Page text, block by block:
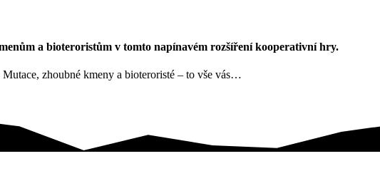
a bioteroristům v tomto napínavém rozšíření kooperativní hry.
zhoubné kmeny a bioteroristé – to vše vás…